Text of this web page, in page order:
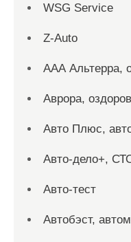
WSG Service
Z-Auto
ААА Альтерра,
Аврора,
Авто Плюс,
Авто-дело+,
Авто-тест
Автобэст,